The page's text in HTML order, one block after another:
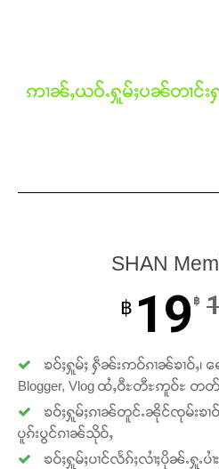
ဢၢၼ်ႇယဝ်ႉႁူမ်ႈပၼ်တၢင်
SHAN
฿ 19 ฿
ၶဝ်ႈႁူမ်ႈ ႁဵၼ်းဢဝ်ၵၢၼ်ၶၢဝ်ႇ၊ ရ
Blogger, Vlog ထႆႇဝီႊတီႊဢူဝ်ႊ တ
ၶဝ်ႈႁူမ်ႈၵၢၼ်တူင်ႉၼိုင်ၸုမ်းၶၢ
ပူၵ်းပွင်ၵၢၼ်သိုဝ်ႇ
ၶဝ်ႈႁူမ်ႈပၢင်လႅၵ်ႈလၢႆႈပိုၼ်ႉႁူႉ